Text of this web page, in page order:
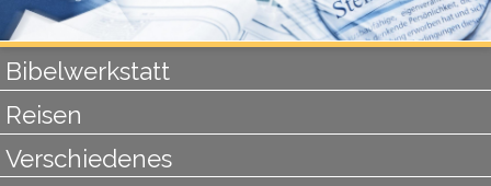
Bibelwerkstatt
Reisen
Verschiedenes